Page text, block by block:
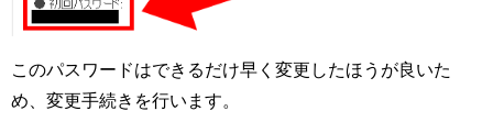
このパスワードはできるだけ早く変更したほうが良いた
め、変更手続きを行います。